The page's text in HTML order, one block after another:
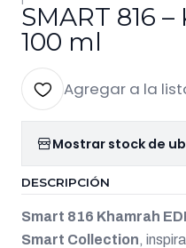
SMART 816
100 ml
Agregar a la
Mostrar stock de
DESCRIPCIÓN
Smart 816 Khamrah
Smart Collection,